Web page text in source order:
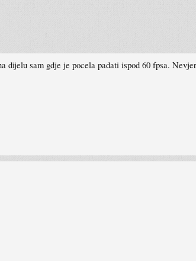
dijelu sam gdje je pocela padati ispod 60 fpsa.